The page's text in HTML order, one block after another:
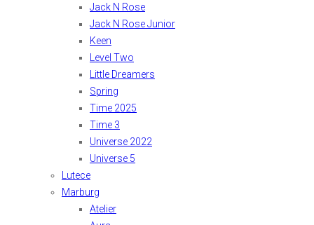
Jack N Rose
Jack N Rose Junior
Keen
Level Two
Little Dreamers
Spring
Time 2025
Time 3
Universe 2022
Universe 5
Lutece
Marburg
Atelier